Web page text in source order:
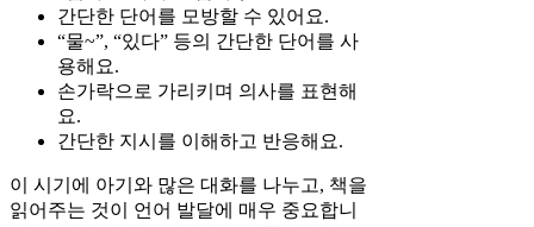
간단한 단어를 모방할 수 있어요.
“물~”, “있다” 등의 간단한 단어를 사
용해요.
손가락으로 가리키며 의사를 표현해
요.
간단한 지시를 이해하고 반응해요.
이 시기에 아기와 많은 대화를 나누고, 책을
읽어주는 것이 언어 발달에 매우 중요합니